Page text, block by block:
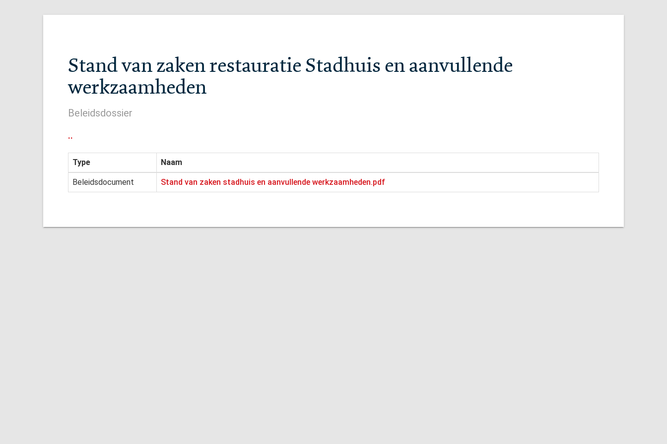
Stand van zaken restauratie Stadhuis en aanvullende
werkzaamheden
Beleidsdossier
..
Type Naam
Beleidsdocument Stand van zaken stadhuis en aanvullende werkzaamheden.pdf